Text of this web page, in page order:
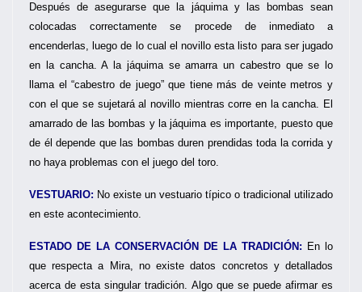
Después de asegurarse que la jáquima y las bombas sean
colocadas correctamente se procede de inmediato a
encenderlas, luego de lo cual el novillo esta listo para ser jugado
en la cancha. A la jáquima se amarra un cabestro que se lo
llama el “cabestro de juego” que tiene más de veinte metros y
con el que se sujetará al novillo mientras corre en la cancha. El
amarrado de las bombas y la jáquima es importante, puesto que
de él depende que las bombas duren prendidas toda la corrida y
no haya problemas con el juego del toro.
VESTUARIO: No existe un vestuario típico o tradicional utilizado
en este acontecimiento.
ESTADO DE LA CONSERVACIÓN DE LA TRADICIÓN: En lo
que respecta a Mira, no existe datos concretos y detallados
acerca de esta singular tradición. Algo que se puede afirmar es